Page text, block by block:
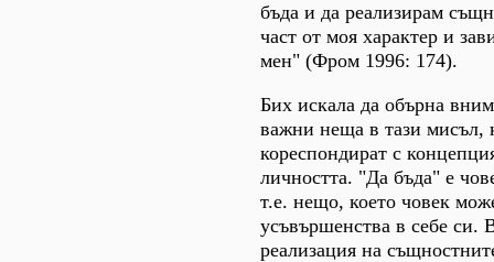
бъда и да реализирам
част от моя характер и
мен" (Фром 1996: 174).
Бих искала да обърна
важни неща в тази мисъл,
кореспондират с
личността. "Да бъда" е
т.е. нещо, което човек
усъвършенства в себе си.
реализация на